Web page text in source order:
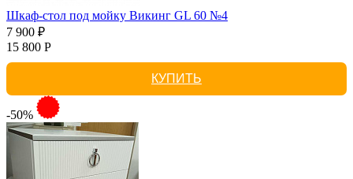
Шкаф-стол под мойку Викинг GL 60 №4
7 900 ₽
15 800 Р
КУПИТЬ
-50%